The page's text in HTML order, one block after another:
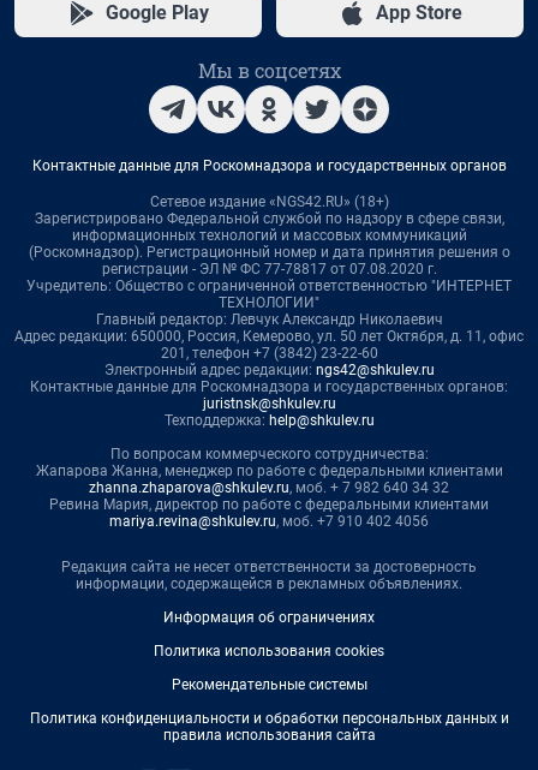
Google Play App Store
Мы в соцсетях
Контактные данные для Роскомнадзора и государственных органов
Сетевое издание «NGS42.RU» (18+)
Зарегистрировано Федеральной службой по надзору в сфере связи,
информационных технологий и массовых коммуникаций
(Роскомнадзор). Регистрационный номер и дата принятия решения о
регистрации - ЭЛ № ФС 77-78817 от 07.08.2020 г.
Учредитель: Общество с ограниченной ответственностью "ИНТЕРНЕТ
ТЕХНОЛОГИИ"
Главный редактор: Левчук Александр Николаевич
Адрес редакции: 650000, Россия, Кемерово, ул. 50 лет Октября, д. 11, офис
201, телефон +7 (3842) 23-22-60
Электронный адрес редакции: ngs42@shkulev.ru
Контактные данные для Роскомнадзора и государственных органов:
juristnsk@shkulev.ru
Техподдержка: help@shkulev.ru
По вопросам коммерческого сотрудничества:
Жапарова Жанна, менеджер по работе с федеральными клиентами
zhanna.zhaparova@shkulev.ru, моб. + 7 982 640 34 32
Ревина Мария, директор по работе с федеральными клиентами
mariya.revina@shkulev.ru, моб. +7 910 402 4056
Редакция сайта не несет ответственности за достоверность
информации, содержащейся в рекламных объявлениях.
Информация об ограничениях
Политика использования cookies
Рекомендательные системы
Политика конфиденциальности и обработки персональных данных и
правила использования сайта